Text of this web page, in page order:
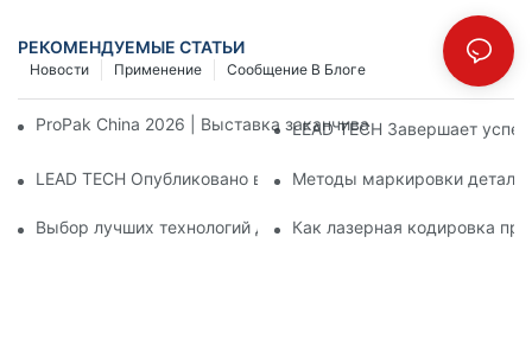
РЕКОМЕНДУЕМЫЕ СТАТЬИ
Сообщение В Блоге
Применение
Новости
ProPak China 2026 | Выставка заканчивается, но наш
LEAD TECH Завершает
LEAD TECH Опубликовано в PR Newswire: Презентация
Методы маркировки
Выбор лучших технологий для кодирования и маркировки
Как лазерная кодировка